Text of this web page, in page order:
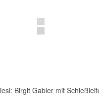
Birgit Gabler mit